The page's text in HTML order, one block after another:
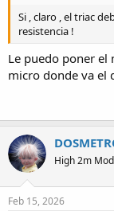
Si , claro , el triac
resistencia !
Le puedo poner el
micro donde va el
High 2m
Feb 15, 2026